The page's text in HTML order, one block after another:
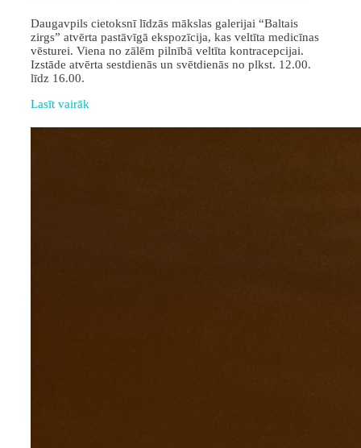
Daugavpils cietoksnī līdzās mākslas galerijai “Baltais
zirgs” atvērta pastāvīgā ekspozīcija, kas veltīta medicīnas
vēsturei. Viena no zālēm pilnībā veltīta kontracepcijai.
Izstāde atvērta sestdienās un svētdienās no plkst. 12.00.
līdz 16.00.
Lasīt vairāk